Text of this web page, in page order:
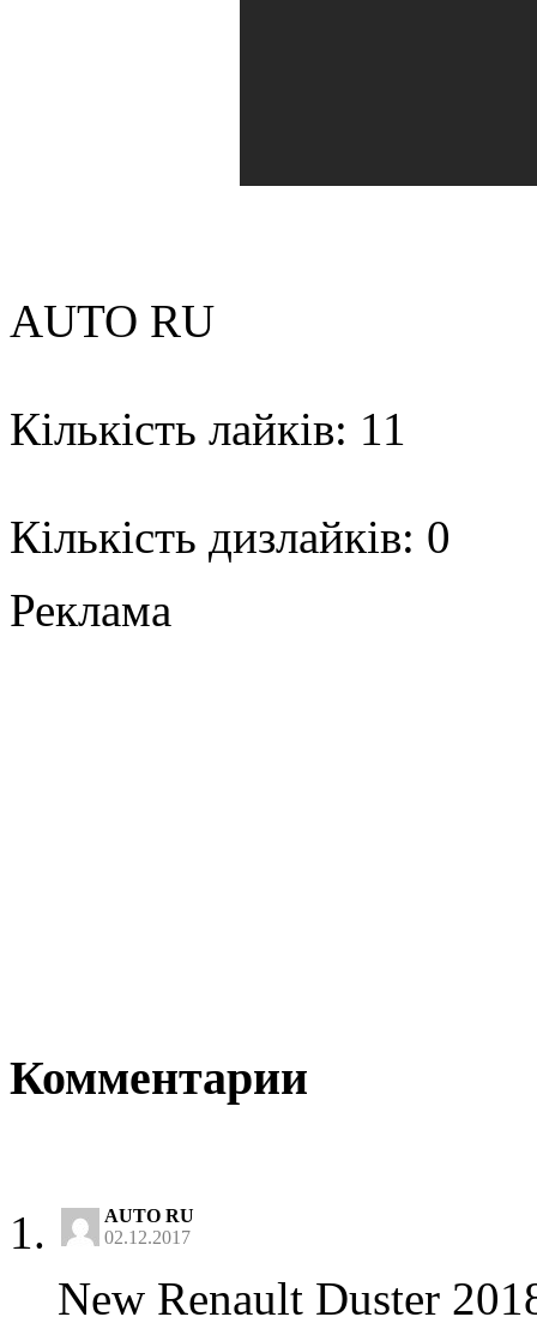
AUTO RU
Кількість лайків: 11
Кількість дизлайків: 0
Реклама
Комментарии
AUTO RU
02.12.2017
New Renault Duster